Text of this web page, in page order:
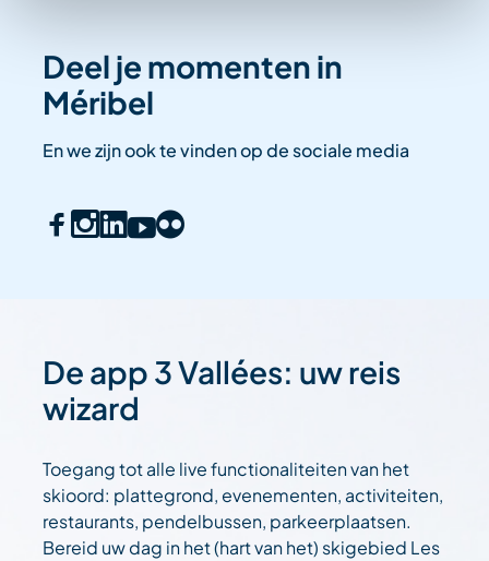
Deel je momenten in
Méribel
En we zijn ook te vinden op de sociale media
De app 3 Vallées: uw reis
wizard
Toegang tot alle live functionaliteiten van het
skioord: plattegrond, evenementen, activiteiten,
restaurants, pendelbussen, parkeerplaatsen.
Bereid uw dag in het (hart van het) skigebied Les